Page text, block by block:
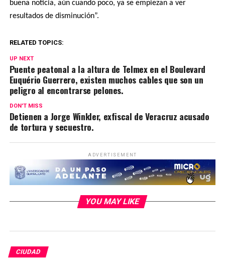
buena noticia, aún cuando poco, ya se empiezan a ver
resultados de disminución”.
RELATED TOPICS:
UP NEXT
Puente peatonal a la altura de Telmex en el Boulevard
Euquério Guerrero, existen muchos cables que son un
peligro al encontrarse pelones.
DON'T MISS
Detienen a Jorge Winkler, exfiscal de Veracruz acusado
de tortura y secuestro.
ADVERTISEMENT
YOU MAY LIKE
CIUDAD